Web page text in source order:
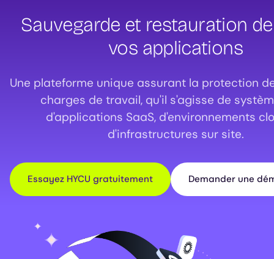
Sauvegarde et restauration
vos applications
Une plateforme unique assurant la protection
charges de travail, qu'il s'agisse de
d'applications SaaS, d'environnements
d'infrastructures sur site.
Essayez HYCU gratuitement Demander une